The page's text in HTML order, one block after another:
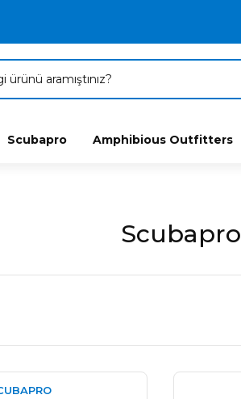
Scubapro Amphibious Outfitters
Scubapro